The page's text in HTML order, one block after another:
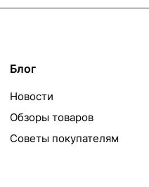
Блог
Новости
Обзоры товаров
Советы покупателям